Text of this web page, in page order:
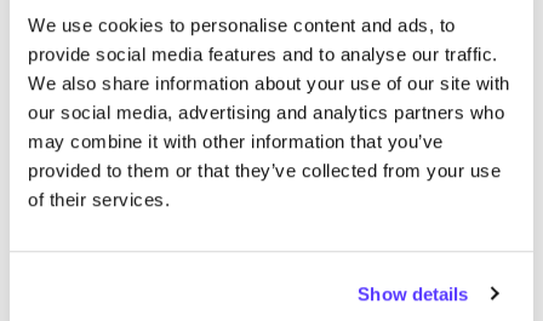
We use cookies to personalise content and ads, to
provide social media features and to analyse our traffic.
We also share information about your use of our site with
our social media, advertising and analytics partners who
may combine it with other information that you’ve
provided to them or that they’ve collected from your use
of their services.
Show details
Añade a la ruta Visita sitio web
Muller
Koning Albertstraat 61, Diest